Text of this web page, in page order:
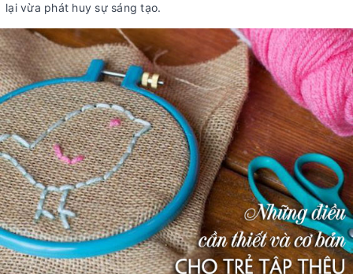
lại vừa phát huy sự sáng tạo.